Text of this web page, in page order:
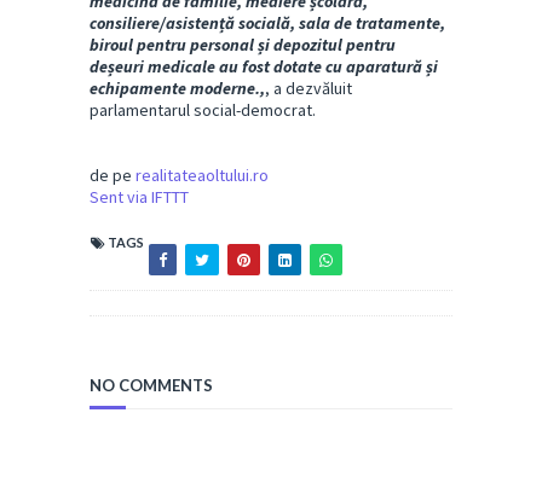
consiliere/asistență socială, sala de tratamente,
biroul pentru personal și depozitul pentru
deșeuri medicale au fost dotate cu aparatură și
echipamente moderne.,, a dezvăluit
parlamentarul social-democrat.
de pe realitateaoltului.ro
Sent via IFTTT
TAGS
NO COMMENTS